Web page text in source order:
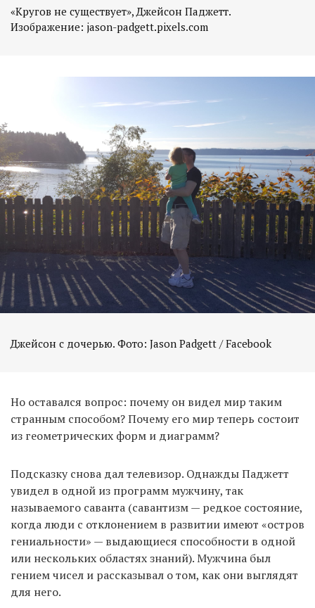
«Кругов не существует», Джейсон Паджетт.
Джейсон с дочерью. Фото: Jason Padgett / Facebook
Но оставался вопрос: почему он видел мир таким
странным способом? Почему его мир теперь состоит
из геометрических форм и диаграмм?
Подсказку снова дал телевизор. Однажды Паджетт
увидел в одной из программ мужчину, так
называемого саванта (савантизм — редкое состояние,
когда люди с отклонением в развитии имеют «остров
гениальности» — выдающиеся способности в одной
или нескольких областях знаний). Мужчина был
гением чисел и рассказывал о том, как они выглядят
для него.